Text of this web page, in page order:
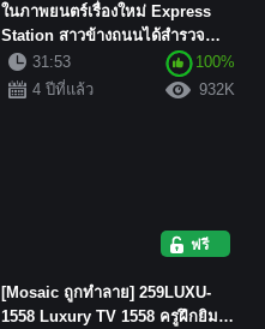
ในภาพยนตร์เรื่องใหม่ Express
Station สาวข้างถนนได้สำรวจ
ความงามของชายหัวล้าน เขาไปเ...
31:53
100%
4 ปีที่แล้ว
932K
ฟรี
[Mosaic ถูกทำลาย] 259LUXU-
1558 Luxury TV 1558 ครูฝึกยิม